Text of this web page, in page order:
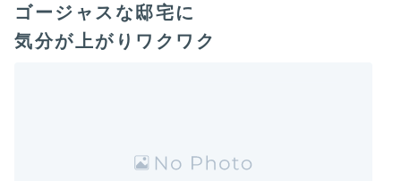
ゴージャスな邸宅に
気分が上がりワクワク